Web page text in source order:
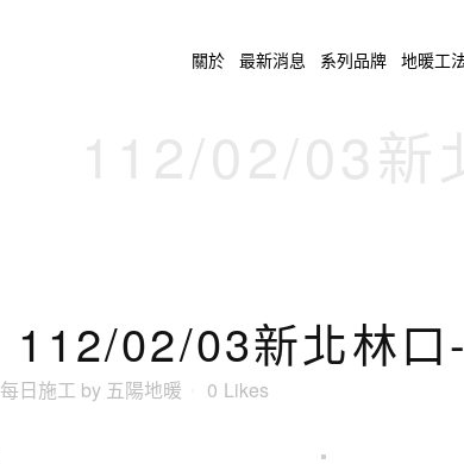
關於 最新消息 系列品牌 地暖工
112/02/03新北林口
每日施工 by 五陽地暖 0 Likes